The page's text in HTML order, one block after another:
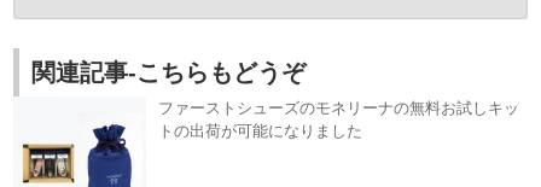
関連記事-こちらもどうぞ
ファーストシューズのモネリーナの無料お試しキッ
トの出荷が可能になりました